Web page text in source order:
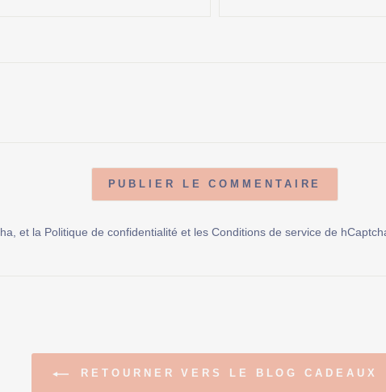
PUBLIER LE COMMENTAIRE
et la Politique de confidentialité et les Conditions de service de
RETOURNER VERS LE BLOG CADEAUX